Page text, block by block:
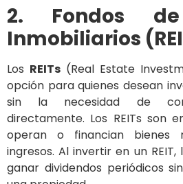
2. Fondos
Inmobiliarios
Los REITs (Real Estate
opción para quienes desean
sin la necesidad de
directamente. Los REITs son
operan o financian bienes
ingresos. Al invertir en un
ganar dividendos periódicos